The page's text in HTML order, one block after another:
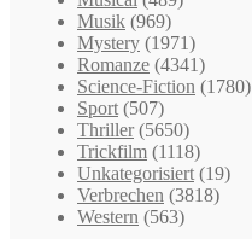
Musik (969)
Mystery (1971)
Romanze (4341)
Science-Fiction (1780)
Sport (507)
Thriller (5650)
Trickfilm (1118)
Unkategorisiert (19)
Verbrechen (3818)
Western (563)